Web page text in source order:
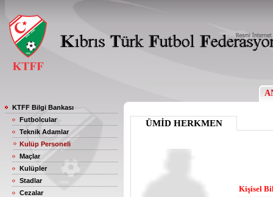
KTFF Bilgi Bankası
Futbolcular
Teknik Adamlar
Kulüp Personeli
Maçlar
Kulüpler
Stadlar
Cezalar
ÜMİD HERKMEN
Kişisel